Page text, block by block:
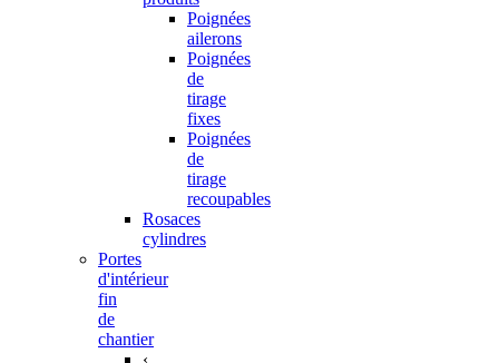
Poignées
ailerons
Poignées
de
tirage
fixes
Poignées
de
tirage
recoupables
Rosaces
cylindres
Portes
d'intérieur
fin
de
chantier
‹